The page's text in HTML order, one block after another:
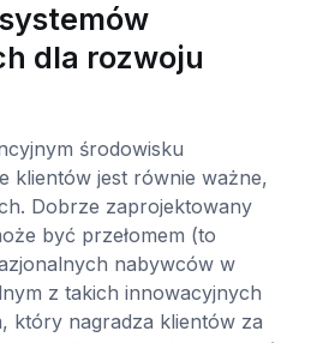
dla rozwoju
środowisku
klientów jest równie ważne,
Dobrze zaprojektowany
być przełomem (to
nabywców w
z takich innowacyjnych
który nagradza klientów za